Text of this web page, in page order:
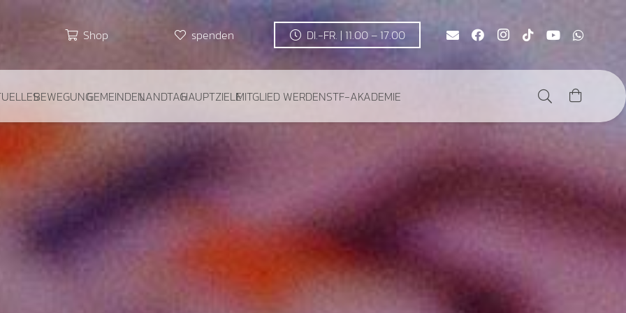
Shop spenden DI.-FR. | 11.00 – 17.00
BEWEGUNGGEMEINDENLANDTAGHAUPTZIELEMITGLIED WERDENSTF-AKADEMIE